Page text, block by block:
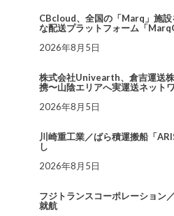
CBcloud、全国の「Marq」施設
な配送プラットフォーム「
2026年8月5日
株式会社Univearth、倉吉運送
携〜山陰エリアへ実運送ネット
2026年8月5日
川崎重工業／ばら積運搬船「
し
2026年8月5日
フジトランスコーポレーション
就航